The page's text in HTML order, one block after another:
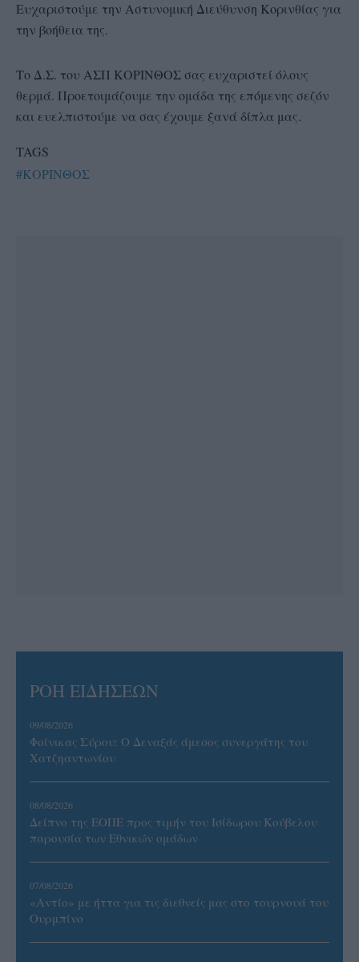
Ευχαριστούμε την Αστυνομική Διεύθυνση Κορινθίας για
την βοήθεια της.
Το Δ.Σ. του ΑΣΠ ΚΟΡΙΝΘΟΣ σας ευχαριστεί όλους
θερμά. Προετοιμάζουμε την ομάδα της επόμενης σεζόν
και ευελπιστούμε να σας έχουμε ξανά δίπλα μας.
TAGS
#ΚΟΡΙΝΘΟΣ
ΡΟΗ ΕΙΔΗΣΕΩΝ
09/08/2026
Φοίνικας Σύρου: Ο Δεναξάς άμεσος συνεργάτης του
Χατζηαντωνίου
08/08/2026
Δείπνο της ΕΟΠΕ προς τιμήν του Ισίδωρου Κούβελου
παρουσία των Εθνικών ομάδων
07/08/2026
«Αντίο» με ήττα για τις διεθνείς μας στο τουρνουά του
Ουρμπίνο